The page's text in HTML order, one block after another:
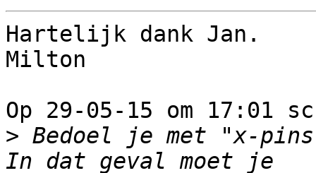
Hartelijk dank Jan.
Milton
Op 29-05-15 om 17:01
> Bedoel je met "x-